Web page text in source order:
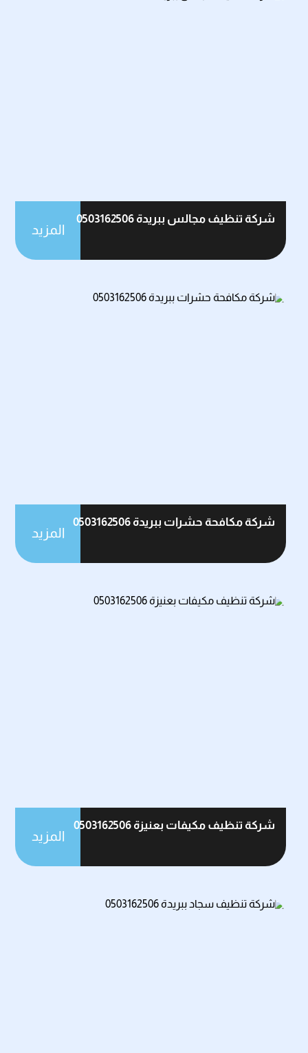
شركة تنظيف مجالس ببريدة 0503162506
المزيد
شركة مكافحة حشرات ببريدة 0503162506
المزيد
شركة تنظيف مكيفات بعنيزة 0503162506
المزيد